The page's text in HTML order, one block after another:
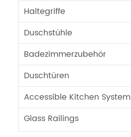
Haltegriffe
Duschstühle
Badezimmerzubehör
Duschtüren
Accessible Kitchen System
Glass Railings